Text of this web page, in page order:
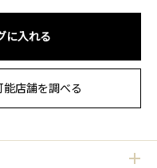
に入れる
店舗を調べる